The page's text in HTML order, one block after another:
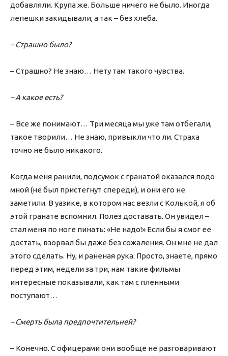
добавляли. Крупа же. Больше ничего не было. Иногда
лепешки закидывали, а так – без хлеба.
– Страшно было?
– Страшно? Не знаю… Нету там такого чувства.
– А какое есть?
– Все же понимают… Три месяца мы уже там отбегали,
такое творили… Не знаю, привыкли что ли. Страха
точно не было никакого.
Когда меня ранили, подсумок с гранатой оказался подо
мной (не был пристегнут спереди), и они его не
заметили. В уазике, в котором нас везли с Колькой, я об
этой гранате вспомнил. Полез доставать. Он увидел –
стал меня по ноге пинать: «Не надо!» Если бы я смог ее
достать, взорвал бы даже без сожаления. Он мне не дал
этого сделать. Ну, и раненая рука. Просто, знаете, прямо
перед этим, недели за три, нам такие фильмы
интересные показывали, как там с пленными
поступают…
– Смерть была предпочтительней?
– Конечно. С офицерами они вообще не разговаривают